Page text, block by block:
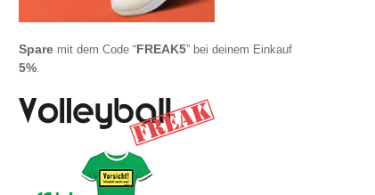
Spare mit dem Code “FREAK5” bei deinem Einkauf
5%